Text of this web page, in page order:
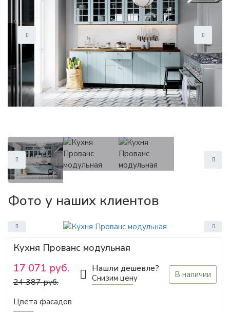
Кухня Прованс модульная
17 071 руб.
24 387 руб.
Нашли дешевле?
Снизим цену В наличии
Цвета фасадов
Фото у наших клиентов